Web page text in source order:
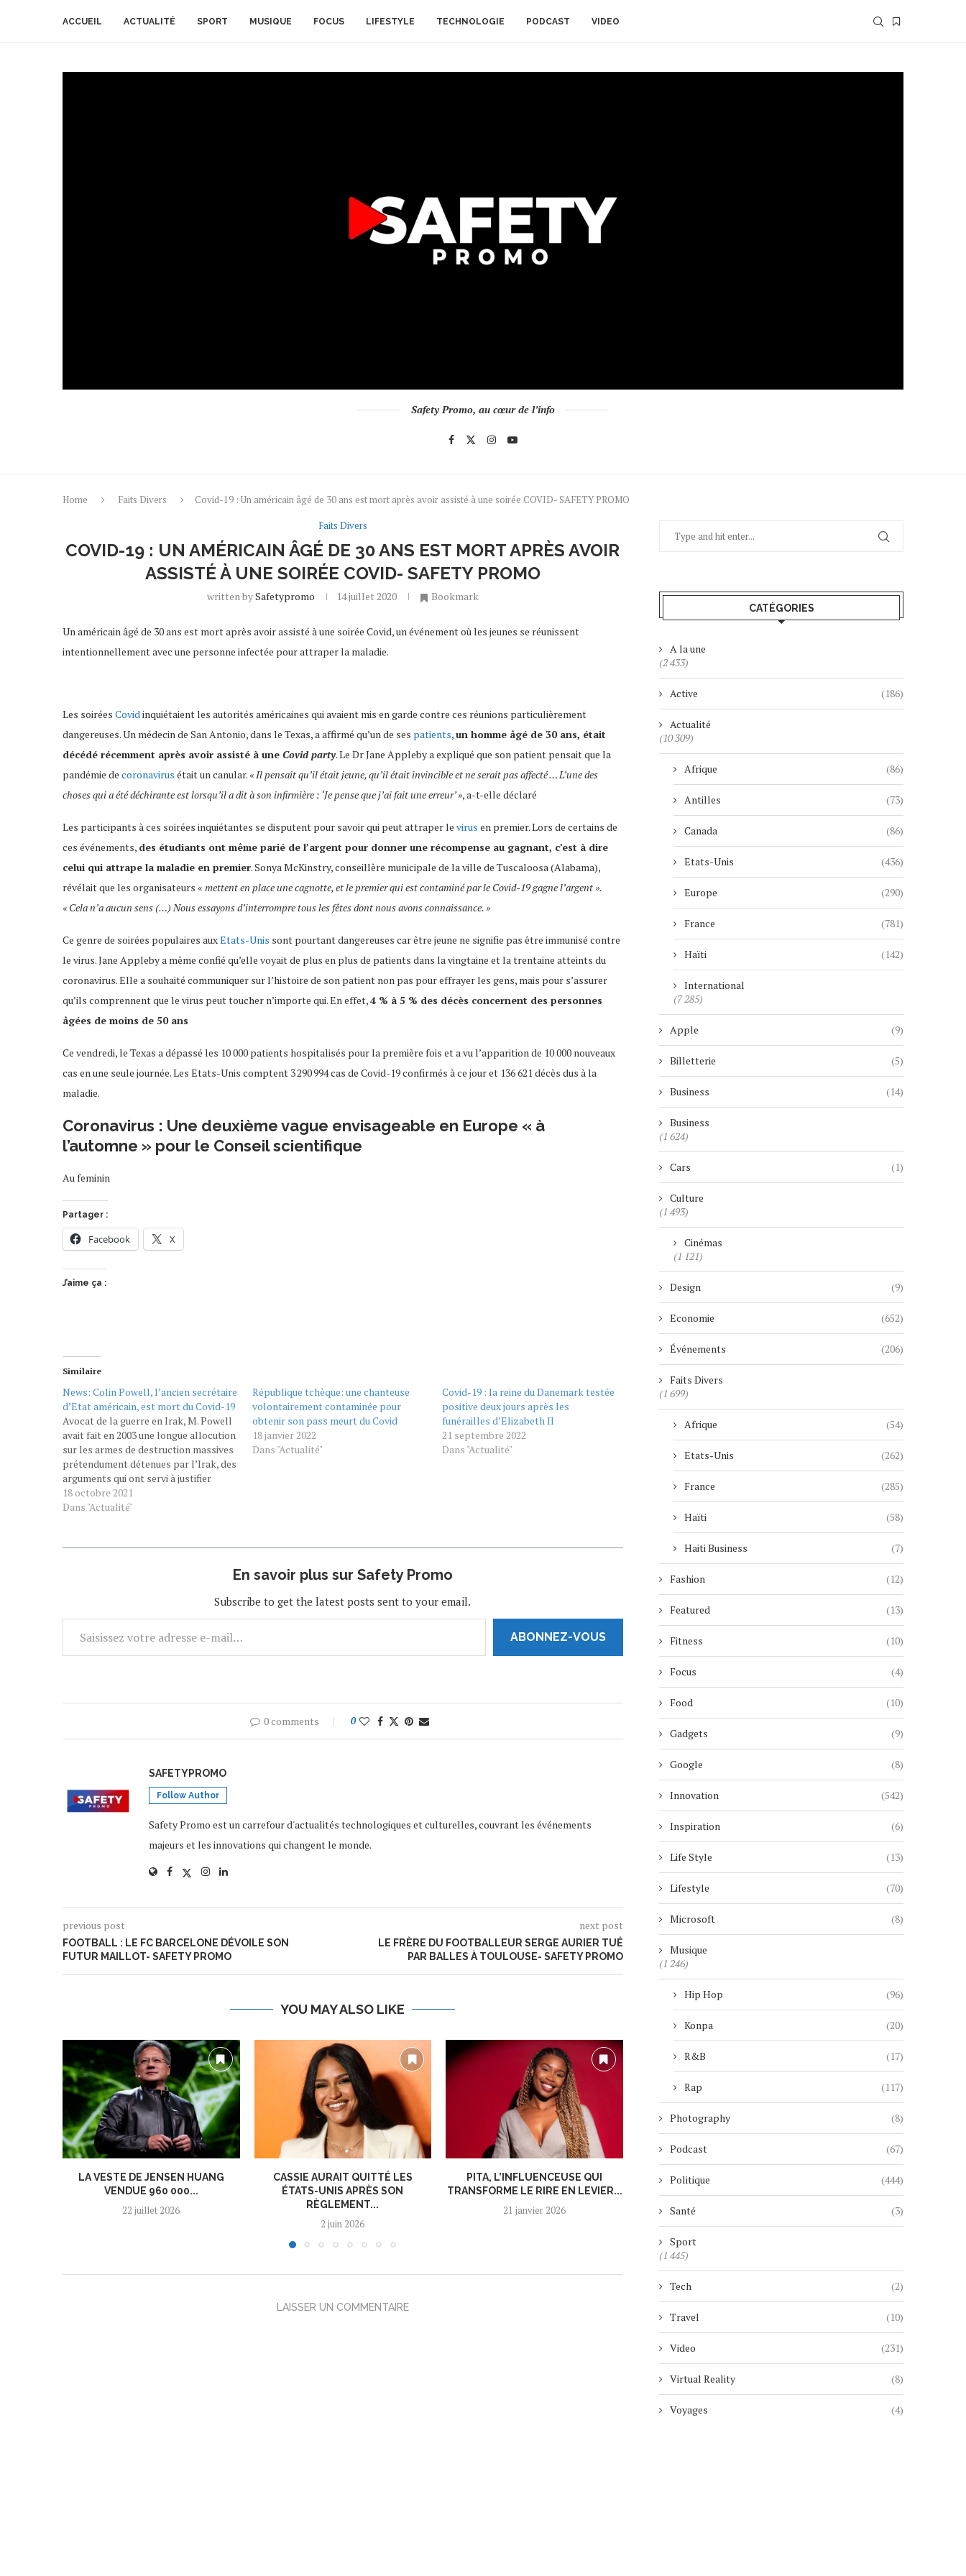
ACCUEIL ACTUALITÉ SPORT MUSIQUE FOCUS LIFESTYLE TECHNOLOGIE PODCAST VIDEO
Safety Promo, au cœur de l’info
Home Faits Divers
Covid-19 : Un américain âgé de 30 ans est mort après avoir assisté à une soirée COVID- SAFETY PROMO
Faits Divers
COVID-19 : UN AMÉRICAIN ÂGÉ DE 30 ANS EST MORT APRÈS AVOIR
ASSISTÉ À UNE SOIRÉE COVID- SAFETY PROMO
written bySafetypromo 14 juillet 2020 Bookmark
Un américain âgé de 30 ans est mort après avoir assisté à une soirée Covid, un événement où les jeunes se réunissent
intentionnellement avec une personne infectée pour attraper la maladie.
Les soirées Covidinquiétaient les autorités américaines qui avaient mis en garde contre ces réunions particulièrement
dangereuses. Un médecin de San Antonio, dans le Texas, a affirmé qu’un de ses patients,un homme âgé de 30 ans, était
décédé récemment après avoir assisté à une Covid party. Le Dr Jane Appleby a expliqué que son patient pensait que la
pandémie de coronavirus était un canular.« Il pensait qu’il était jeune, qu’il était invincible et ne serait pas affecté … L’une des
choses qui a été déchirante est lorsqu’il a dit à son infirmière : ‘Je pense que j’ai fait une erreur’ », a-t-elle déclaré
Les participants à ces soirées inquiétantes se disputent pour savoir qui peut attraper le virus en premier. Lors de certains de
ces événements, des étudiants ont même parié de l’argent pour donner une récompense au gagnant, c’est à dire
celui qui attrape la maladie en premier. Sonya McKinstry, conseillère municipale de la ville de Tuscaloosa (Alabama),
révélait que les organisateurs « mettent en place une cagnotte, et le premier qui est contaminé par le Covid-19 gagne l’argent ».
« Cela n’a aucun sens (…) Nous essayons d’interrompre tous les fêtes dont nous avons connaissance. »
Ce genre de soirées populaires auxEtats-Unis sont pourtant dangereuses car être jeune ne signifie pas être immunisé contre
le virus. Jane Appleby a même confié qu’elle voyait de plus en plus de patients dans la vingtaine et la trentaine atteints du
coronavirus. Elle a souhaité communiquer sur l’histoire de son patient non pas pour effrayer les gens, mais pour s’assurer
qu’ils comprennent que le virus peut toucher n’importe qui. En effet,4 % à 5 % des décès concernent des personnes
âgées de moins de 50 ans
Ce vendredi, le Texas a dépassé les 10 000 patients hospitalisés pour la première fois et a vu l’apparition de 10 000 nouveaux
cas en une seule journée. Les Etats-Unis comptent 3 290 994 cas de Covid-19 confirmés à ce jour et 136 621 décès dus à la
maladie.
Coronavirus : Une deuxième vague envisageable en Europe « à
l’automne » pour le Conseil scientifique
Au feminin
Partager :
Facebook X
J’aime ça :
Similaire
News: Colin Powell, l’ancien secrétaire
d’Etat américain, est mort du Covid-19
Avocat de la guerre en Irak, M. Powell
avait fait en 2003 une longue allocution
sur les armes de destruction massives
prétendument détenues par l’Irak, des
arguments qui ont servi à justifier
l’invasion du pays. Le Monde avec AFP
Il était le premier Afro-Américain à
18 octobre 2021
Dans "Actualité"
République tchèque: une chanteuse
volontairement contaminée pour
obtenir son pass meurt du Covid
18 janvier 2022
Dans "Actualité"
Covid-19 : la reine du Danemark testée
positive deux jours après les
funérailles d’Elizabeth II
21 septembre 2022
Dans "Actualité"
En savoir plus sur Safety Promo
Subscribe to get the latest posts sent to your email.
ABONNEZ-VOUS
0 comments 0
SAFETYPROMO
Follow Author
Safety Promo est un carrefour d'actualités technologiques et culturelles, couvrant les événements
majeurs et les innovations qui changent le monde.
previous post
FOOTBALL : LE FC BARCELONE DÉVOILE SON
FUTUR MAILLOT- SAFETY PROMO
next post
LE FRÈRE DU FOOTBALLEUR SERGE AURIER TUÉ
PAR BALLES À TOULOUSE- SAFETY PROMO
YOU MAY ALSO LIKE
LA VESTE DE JENSEN HUANG
VENDUE 960 000...
22 juillet 2026
CASSIE AURAIT QUITTÉ LES
ÉTATS-UNIS APRÈS SON
RÈGLEMENT...
2 juin 2026
PITA, L’INFLUENCEUSE QUI
TRANSFORME LE RIRE EN LEVIER...
21 janvier 2026
CIEL DUBAI MARINA : LE PLUS
UNE RETRAITÉE
29 novembre 2025
LAISSER UN COMMENTAIRE
CATÉGORIES
A la une
(2 433)
Active (186)
Actualité
(10 309)
Afrique (86)
Antilles (73)
Canada (86)
Etats-Unis (436)
Europe (290)
France (781)
Haïti (142)
International
(7 285)
Apple (9)
Billetterie (5)
Business (14)
Business
(1 624)
Cars (1)
Culture
(1 493)
Cinémas
(1 121)
Design (9)
Economie (652)
Événements (206)
Faits Divers
(1 699)
Afrique (54)
Etats-Unis (262)
France (285)
Haïti (58)
Haiti Business (7)
Fashion (12)
Featured (13)
Fitness (10)
Focus (4)
Food (10)
Gadgets (9)
Google (8)
Innovation (542)
Inspiration (6)
Life Style (13)
Lifestyle (70)
Microsoft (8)
Musique
(1 246)
Hip Hop (96)
Konpa (20)
R&B (17)
Rap (117)
Photography (8)
Podcast (67)
Politique (444)
Santé (3)
Sport
(1 445)
Tech (2)
Travel (10)
Video (231)
Virtual Reality (8)
Voyages (4)